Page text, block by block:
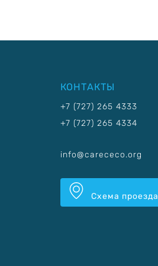
КОНТАКТЫ
+7 (727) 265 4333
+7 (727) 265 4334
info@carececo.org
Схема проезда